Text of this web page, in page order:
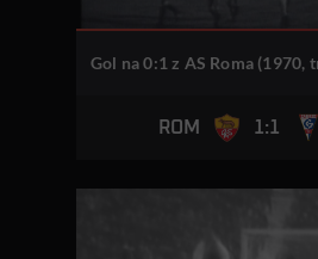
Gol na 0:1 z AS Roma (1970,
ROM 1:1